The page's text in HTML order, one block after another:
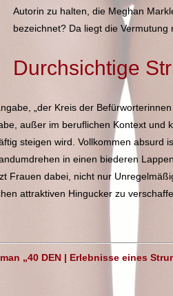
Autorin zu halten, die Meghan
bezeichnet? Da liegt die
Durchsichtige
„der Kreis der Befürworterinnen
außer im beruflichen Kontext und
steigen wird. Vollkommen absurd
in einen biederen
Frauen dabei, nicht nur
attraktiven Hingucker zu
„40 DEN | Erlebnisse eines